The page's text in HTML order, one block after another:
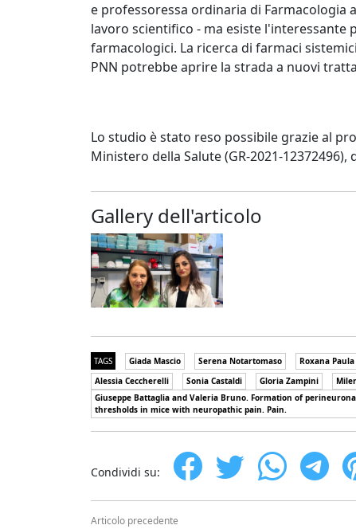
e professoressa ordinaria di Farmacologia
lavoro scientifico - ma esiste l'interessante
farmacologici. La ricerca di farmaci
PNN potrebbe aprire la strada a nuovi
Lo studio è stato reso possibile grazie al
Ministero della Salute (GR-2021-
Gallery dell'articolo
TAGS Giada Mascio Serena Notartomaso Roxana
Alessia Ceccherelli
Sonia Castaldi Gloria Zampini
Giuseppe Battaglia and Valeria Bruno. Formation of
thresholds in mice with neuropathic pain. Pain.
Condividi su:
Articolo precedente